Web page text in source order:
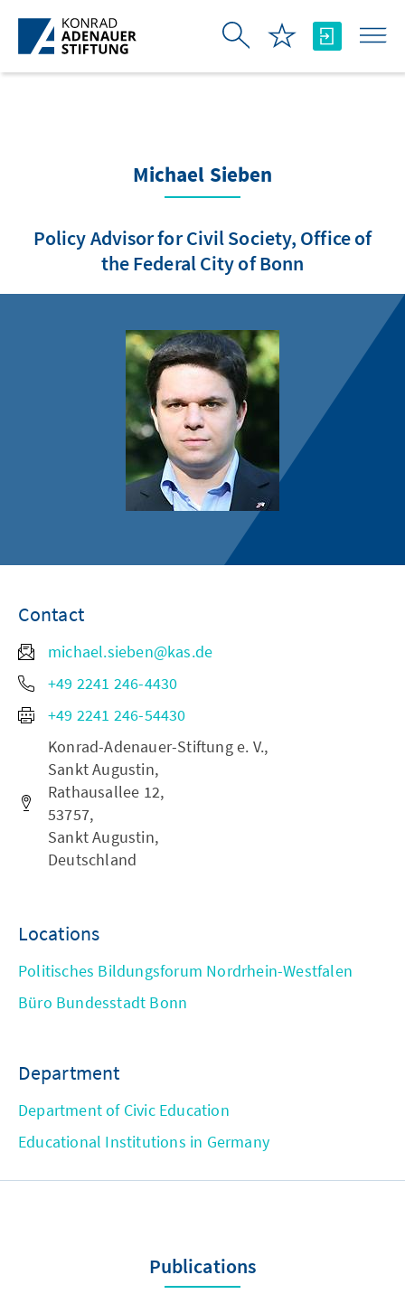
Skip to Main Content
Michael Sieben
Policy Advisor for Civil Society, Office of
the Federal City of Bonn
Contact
michael.sieben@kas.de
+49 2241 246-4430
+49 2241 246-54430
Konrad-Adenauer-Stiftung e. V.,
Sankt Augustin,
Rathausallee 12,
53757,
Sankt Augustin,
Deutschland
Locations
Politisches Bildungsforum Nordrhein-Westfalen
Büro Bundesstadt Bonn
Department
Department of Civic Education
Educational Institutions in Germany
Publications